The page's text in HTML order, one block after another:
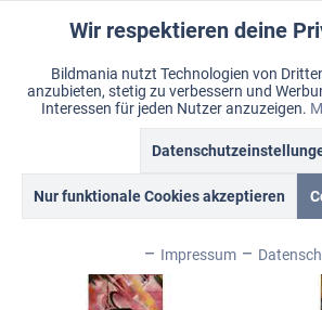
Merkzettel
Menü
Topseller
Funktionale
Marketing
Wir respektieren deine
Bildmania nutzt Technologien von
anzubieten, stetig zu verbessern und
Interessen für jeden Nutzer anzuzeigen.
Nur funktionale Cookies akzeptieren
Impressum